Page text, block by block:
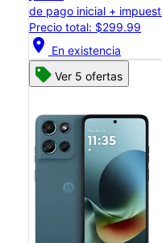
de pago inicial +
Precio total: $299.99
location_on En existencia
Ver 5 ofertas